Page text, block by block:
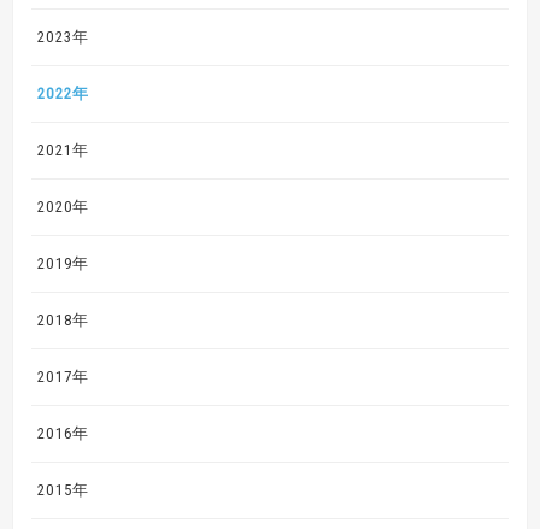
2023年
2022年
2021年
2020年
2019年
2018年
2017年
2016年
2015年